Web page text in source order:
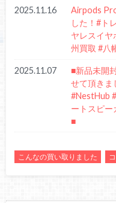
2025.11.16
Airpods
した！#ト
ヤレスイ
州買取 #八
2025.11.07
■新品未開
せて頂き
#NestHub
ートスピー
■
こんなの買い取りました